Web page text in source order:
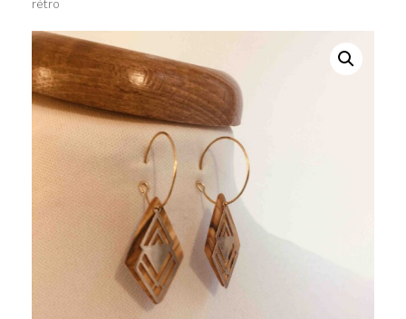
rétro